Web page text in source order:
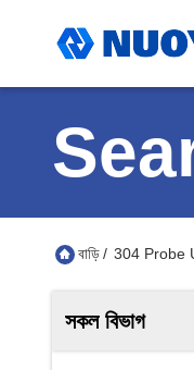
বাড়ি/ 304 Probe
সকল বিভাগ